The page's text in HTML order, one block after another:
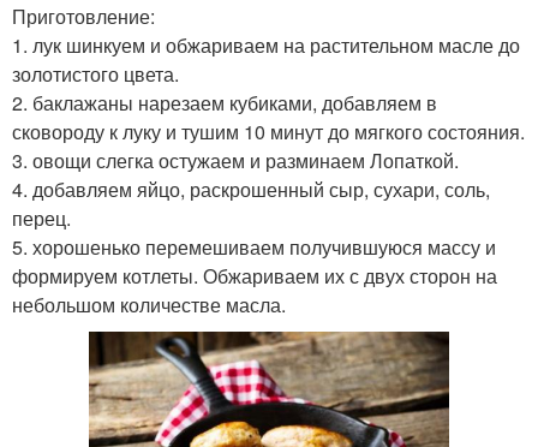
Приготовление:
1. лук шинкуем и обжариваем на растительном масле до
золотистого цвета.
2. баклажаны нарезаем кубиками, добавляем в
сковороду к луку и тушим 10 минут до мягкого состояния.
3. овощи слегка остужаем и разминаем Лопаткой.
4. добавляем яйцо, раскрошенный сыр, сухари, соль,
перец.
5. хорошенько перемешиваем получившуюся массу и
формируем котлеты. Обжариваем их с двух сторон на
небольшом количестве масла.